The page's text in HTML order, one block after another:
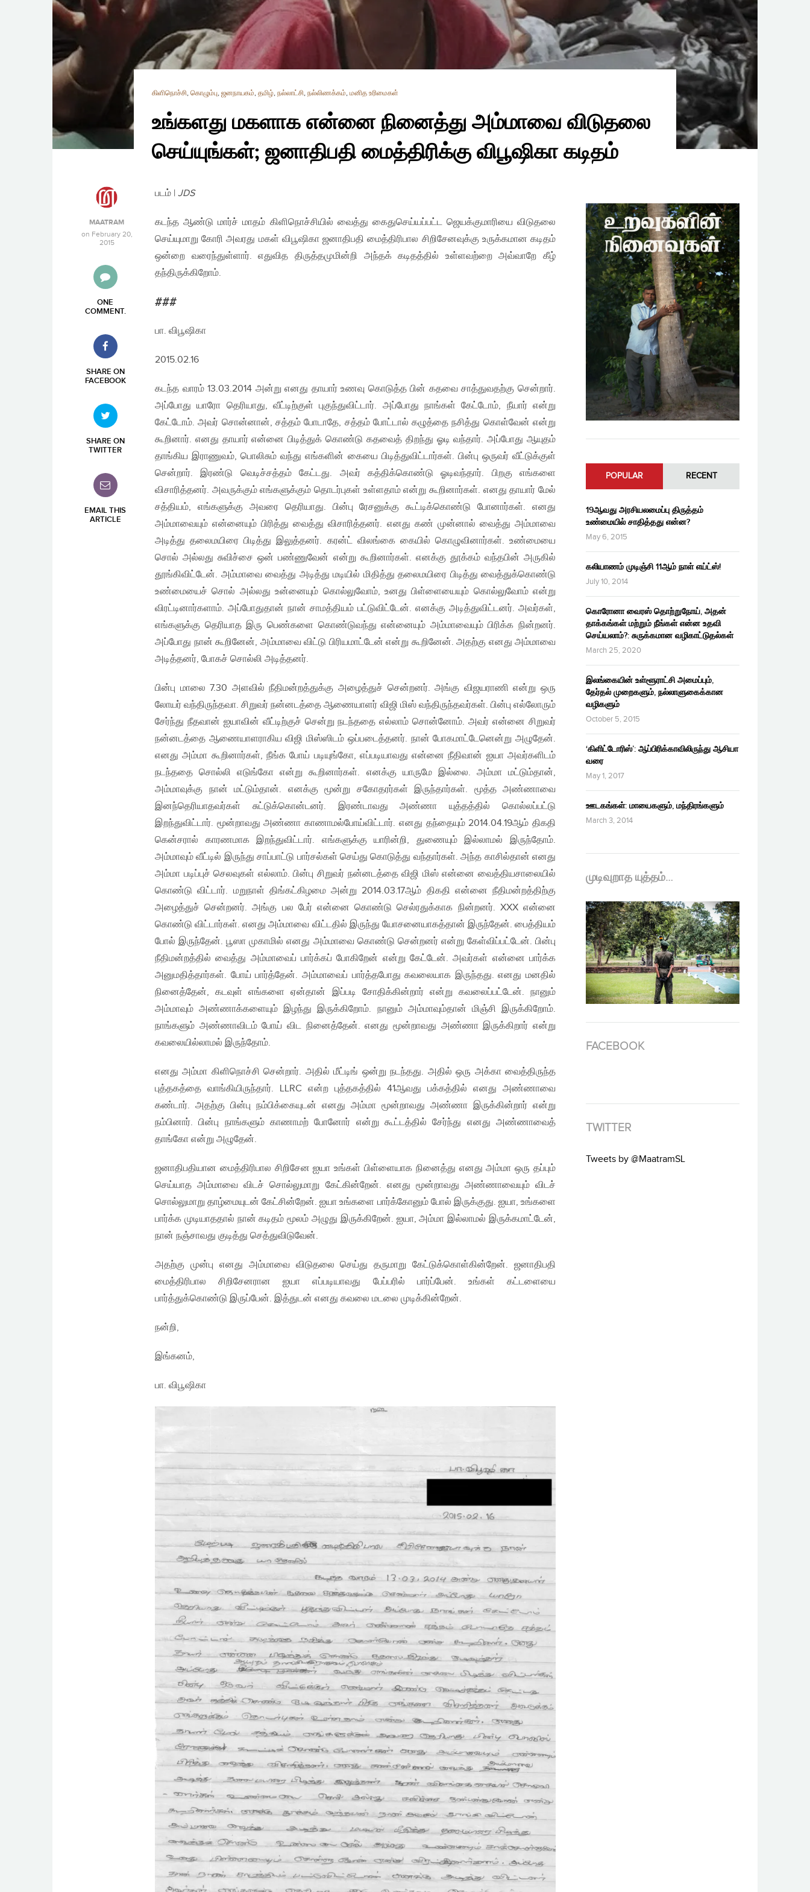
கிளிநொச்சி, கொழும்பு, ஜனநாயகம், தமிழ், நல்லாட்சி, நல்லிணக்கம், மனித உரிமைகள்
உங்களது மகளாக என்னை நினைத்து அம்மாவை விடுதலை
செய்யுங்கள்; ஜனாதிபதி மைத்திரிக்கு விபூஷிகா கடிதம்
MAATRAM
on February 20,
2015
ONE
COMMENT.
SHARE ON
FACEBOOK
SHARE ON
TWITTER
EMAIL THIS
ARTICLE
படம் | JDS
கடந்த ஆண்டு மார்ச் மாதம் கிளிநொச்சியில் வைத்து கைதுசெய்யப்பட்ட ஜெயக்குமாரியை விடுதலை
செய்யுமாறு கோரி அவரது மகள் விபூஷிகா ஜனாதிபதி மைத்திரிபால சிறிசேனவுக்கு உருக்கமான கடிதம்
ஒன்றை வரைந்துள்ளார். எதுவித திருத்தமுமின்றி அந்தக் கடிதத்தில் உள்ளவற்றை அவ்வாறே கீழ்
தந்திருக்கிறோம்.
###
பா. விபூஷிகா
2015.02.16
கடந்த வாரம் 13.03.2014 அன்று எனது தாயார் உணவு கொடுத்த பின் கதவை சாத்துவதற்கு சென்றார்.
அப்போது யாரோ தெரியாது, வீட்டிற்குள் புகுந்துவிட்டார். அப்போது நாங்கள் கேட்டோம், நீயார் என்று
கேட்டோம். அவர் சொன்னான், சத்தம் போடாதே, சத்தம் போட்டால் கழுத்தை நசித்து கொள்வேன் என்று
கூறினார். எனது தாயார் என்னை பிடித்துக் கொண்டு கதவைத் திறந்து ஓடி வந்தார். அப்போது ஆயுதம்
தாங்கிய இராணுவம், பொலிசும் வந்து எங்களின் கையை பிடித்துவிட்டார்கள். பின்பு ஒருவர் வீட்டுக்குள்
சென்றார். இரண்டு வெடிச்சத்தம் கேட்டது. அவர் கத்திக்கொண்டு ஓடிவந்தார். பிறகு எங்களை
விசாரித்தனர். அவருக்கும் எங்களுக்கும் தொடர்புகள் உள்ளதாம் என்று கூறினார்கள். எனது தாயார் மேல்
சத்தியம், எங்களுக்கு அவரை தெரியாது. பின்பு ரேசனுக்கு கூட்டிக்கொண்டு போனார்கள். எனது
அம்மாவையும் என்னையும் பிரித்து வைத்து விசாரித்தனர். எனது கண் முன்னால் வைத்து அம்மாவை
அடித்து தலைமயிரை பிடித்து இலுத்தனர். கரன்ட் விலங்கை கையில் கொழுவினார்கள். உண்மையை
சொல் அல்லது சுவிச்சை ஒன் பண்ணுவேன் என்று கூறினார்கள். எனக்கு தூக்கம் வந்தபின் அருகில்
தூங்கிவிட்டேன். அம்மாவை வைத்து அடித்து மடியில் மிதித்து தலைமயிரை பிடித்து வைத்துக்கொண்டு
உண்மையைச் சொல் அல்லது உன்னையும் கொல்லுவோம், உனது பிள்ளையையும் கொல்லுவோம் என்று
விரட்டினார்களாம். அப்போதுதான் நான் சாமத்தியம் பட்டுவிட்டேன். எனக்கு அடித்துவிட்டனர். அவர்கள்,
எங்களுக்கு தெரியாத இரு பெண்களை கொண்டுவந்து என்னையும் அம்மாவையும் பிரிக்க நின்றனர்.
அப்போது நான் கூறினேன், அம்மாவை விட்டு பிரியமாட்டேன் என்று கூறினேன். அதற்கு எனது அம்மாவை
அடித்தனர், போகச் சொல்லி அடித்தனர்.
பின்பு மாலை 7.30 அளவில் நீதிமன்றத்துக்கு அழைத்துச் சென்றனர். அங்கு விஜயராணி என்று ஒரு
லோயர் வந்திருந்தவா. சிறுவர் நன்னடத்தை ஆணையாளர் விஜி மிஸ் வந்திருந்தவர்கள். பின்பு எல்லோரும்
சேர்ந்து நீதவான் ஐயாவின் வீட்டிற்குச் சென்று நடந்ததை எல்லாம் சொன்னோம். அவர் என்னை சிறுவர்
நன்னடத்தை ஆணையாளராகிய விஜி மிஸ்ஸிடம் ஒப்படைத்தனர். நான் போகமாட்டேனென்று அழுதேன்.
எனது அம்மா கூறினார்கள், நீங்க போய் படியுங்கோ, எப்படியாவது என்னை நீதிவான் ஐயா அவர்களிடம்
நடந்ததை சொல்லி எடுங்கோ என்று கூறினார்கள். எனக்கு யாருமே இல்லை. அம்மா மட்டும்தான்,
அம்மாவுக்கு நான் மட்டும்தான். எனக்கு மூன்று சகோதரர்கள் இருந்தார்கள். மூத்த அண்ணாவை
இனந்தெரியாதவர்கள் சுட்டுக்கொன்டனர். இரண்டாவது அண்ணா யுத்தத்தில் கொல்லப்பட்டு
இறந்துவிட்டார். மூன்றாவது அண்ணா காணாமல்போய்விட்டார். எனது தந்தையும் 2014.04.19ஆம் திகதி
கென்சரால் காரணமாக இறந்துவிட்டார். எங்களுக்கு யாரின்றி, துணையும் இல்லாமல் இருந்தோம்.
அம்மாவும் வீட்டில் இருந்து சாப்பாட்டு பார்சல்கள் செய்து கொடுத்து வந்தார்கள். அந்த காசில்தான் எனது
அம்மா படிப்புச் செலவுகள் எல்லாம். பின்பு சிறுவர் நன்னடத்தை விஜி மிஸ் என்னை வைத்தியசாலையில்
கொண்டு விட்டார். மறுநாள் திங்கட்கிழமை அன்று 2014.03.17ஆம் திகதி என்னை நீதிமன்றத்திற்கு
அழைத்துச் சென்றனர். அங்கு பல பேர் என்னை கொண்டு செல்ரதுக்காக நின்றனர். XXX என்னை
கொண்டு விட்டார்கள். எனது அம்மாவை விட்டதில் இருந்து யோசனையாகத்தான் இருந்தேன். பைத்தியம்
போல் இருந்தேன். பூஸா முகாமில் எனது அம்மாவை கொண்டு சென்றனர் என்று கேள்விப்பட்டேன். பின்பு
நீதிமன்றத்தில் வைத்து அம்மாவைப் பார்க்கப் போகிறேன் என்று கேட்டேன். அவர்கள் என்னை பார்க்க
அனுமதித்தார்கள். போய் பார்த்தேன். அம்மாவைப் பார்த்தபோது கவலையாக இருந்தது. எனது மனதில்
நினைத்தேன், கடவுள் எங்களை ஏன்தான் இப்படி சோதிக்கின்றார் என்று கவலைப்பட்டேன். நானும்
அம்மாவும் அண்ணாக்களையும் இழந்து இருக்கிறோம். நானும் அம்மாவும்தான் மிஞ்சி இருக்கிறோம்.
நாங்களும் அண்ணாவிடம் போய் விட நினைத்தேன். எனது மூன்றாவது அண்ணா இருக்கிறார் என்று
கவலையில்லாமல் இருந்தோம்.
எனது அம்மா கிளிநொச்சி சென்றார். அதில் மீட்டிங் ஒன்று நடந்தது. அதில் ஒரு அக்கா வைத்திருந்த
புத்தகத்தை வாங்கியிருந்தார். LLRC என்ற புத்தகத்தில் 41ஆவது பக்கத்தில் எனது அண்ணாவை
கண்டார். அதற்கு பின்பு நம்பிக்கையுடன் எனது அம்மா மூன்றாவது அண்ணா இருக்கின்றார் என்று
நம்பினார். பின்பு நாங்களும் காணாமற் போனோர் என்று கூட்டத்தில் சேர்ந்து எனது அண்ணாவைத்
தாங்கோ என்று அழுதேன்.
ஜனாதிபதியான மைத்திரிபால சிறிசேன ஐயா உங்கள் பிள்ளையாக நினைத்து எனது அம்மா ஒரு தப்பும்
செய்யாத அம்மாவை விடச் சொல்லுமாறு கேட்கின்றேன். எனது மூன்றாவது அண்ணாவையும் விடச்
சொல்லுமாறு தாழ்மையுடன் கேட்சின்றேன். ஐயா உங்களை பார்க்கோனும் போல் இருக்குது. ஐயா, உங்களை
பார்க்க முடியாததால் நான் கடிதம் மூலம் அழுது இருக்கிறேன். ஐயா, அம்மா இல்லாமல் இருக்கமாட்டேன்,
நான் நஞ்சாவது குடித்து செத்துவிடுவேன்.
அதற்கு முன்பு எனது அம்மாவை விடுதலை செய்து தருமாறு கேட்டுக்கொள்கின்றேன். ஜனாதிபதி
மைத்திரிபால சிறிசேனரான ஐயா எப்படியாவது பேப்பரில் பார்ப்பேன். உங்கள் கட்டளையை
பார்த்துக்கொண்டு இருப்பேன். இத்துடன் எனது கவலை மடலை முடிக்கின்றேன்.
நன்றி,
இங்கனம்,
பா. விபூஷிகா
POPULAR RECENT
19ஆவது அரசியலமைப்பு திருத்தம்
உண்மையில் சாதித்தது என்ன?
May 6, 2015
கலியாணம் முடிஞ்சி 11ஆம் நாள் எய்ட்ஸ்!
July 10, 2014
கொரோனா வைரஸ் தொற்றுநோய், அதன்
தாக்கங்கள் மற்றும் நீங்கள் என்ன உதவி
செய்யலாம்?: சுருக்கமான வழிகாட்டுதல்கள்
March 25, 2020
இலங்கையின் உள்ளூராட்சி அமைப்பும்,
தேர்தல் முறைகளும், நல்லாளுகைக்கான
வழிகளும்
October 5, 2015
‘கிளிட்டோரிஸ்’: ஆப்பிரிக்காவிலிருந்து ஆசியா
வரை
May 1, 2017
ஊடகங்கள்: மாயைகளும், மந்திரங்களும்
March 3, 2014
முடிவுறாத யுத்தம்…
FACEBOOK
TWITTER
Tweets by @MaatramSL